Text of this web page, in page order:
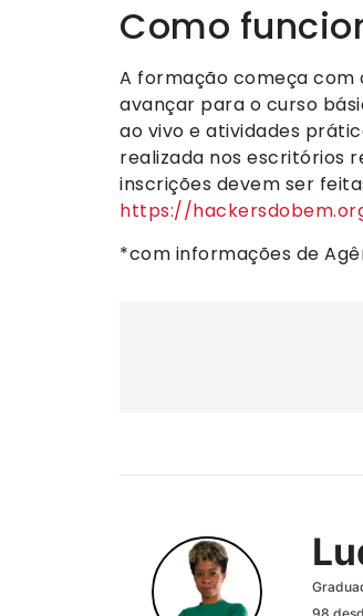
Como
A formação começa com
avançar para o curso
ao vivo e atividades
realizada nos escritórios
inscrições devem ser
https://
*com informações de